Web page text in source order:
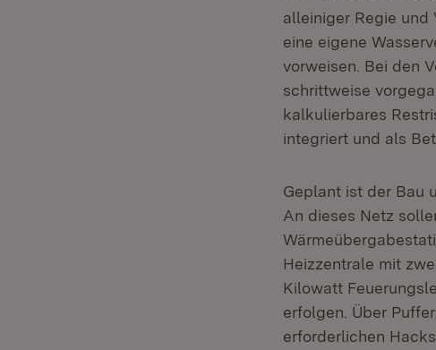
alleiniger Regie und
eine eigene
vorweisen. Bei den
schrittweise
kalkulierbares
integriert und als
Geplant ist der Bau
An dieses Netz
Heizzentrale mit
Kilowatt
erfolgen. Über
erforderlichen